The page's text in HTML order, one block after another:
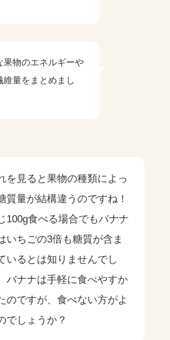
果物のエネルギーや
維量をまとめまし
を見ると果物の種類によっ
質量が結構違うのですね！
100g食べる場合でもバナナ
いちごの3倍も糖質が含ま
いるとは知りませんでし
バナナは手軽に食べやすか
のですが、食べない方がよ
でしょうか？